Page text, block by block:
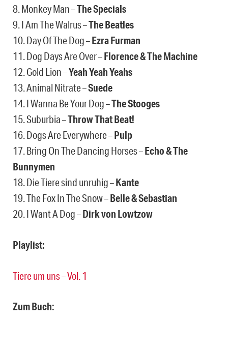
8. Monkey Man –The Specials
9. I Am The Walrus –The Beatles
10. Day Of The Dog –Ezra Furman
11. Dog Days Are Over –Florence & The Machine
12. Gold Lion –Yeah Yeah Yeahs
13. Animal Nitrate –Suede
14. I Wanna Be Your Dog –The Stooges
15. Suburbia –Throw That Beat!
16. Dogs Are Everywhere –Pulp
17. Bring On The Dancing Horses –Echo & The
Bunnymen
18. Die Tiere sind unruhig –Kante
19. The Fox In The Snow –Belle & Sebastian
20. I Want A Dog –Dirk von Lowtzow
Playlist:
Tiere um uns – Vol. 1
Zum Buch: